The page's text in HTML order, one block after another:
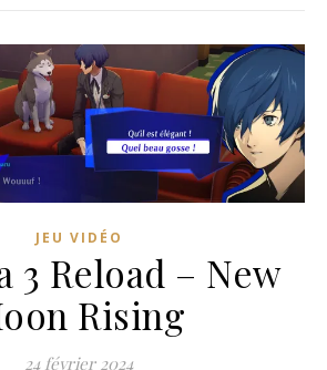
JEU VIDÉO
3 Reload – New
Rising
24 février 2024